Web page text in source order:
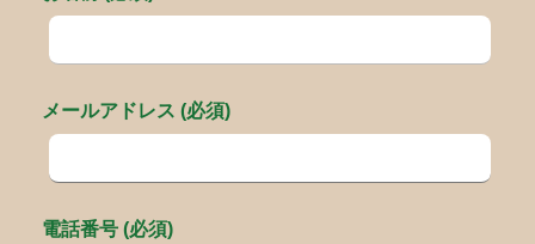
メールアドレス (必須)
電話番号 (必須)